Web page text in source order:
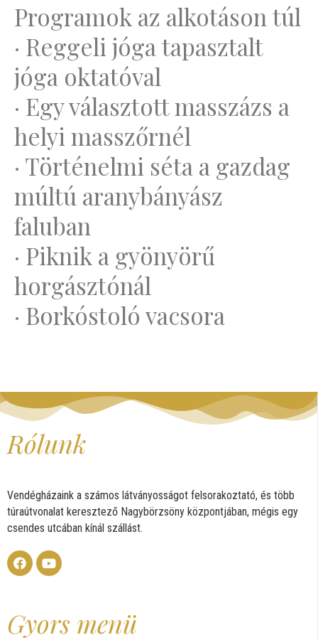
Programok az alkotáson túl
· Reggeli jóga tapasztalt
jóga oktatóval
· Egy választott masszázs a
helyi masszőrnél
· Történelmi séta a gazdag
múltú aranybányász
faluban
· Piknik a gyönyörű
horgásztónál
· Borkóstoló vacsora
Rólunk
Vendégházaink a számos látványosságot felsorakoztató, és több
túraútvonalat keresztező Nagybörzsöny központjában, mégis egy
csendes utcában kínál szállást.
Gyors menü